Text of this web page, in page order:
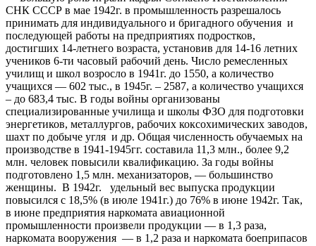
СНК СССР в мае 1942г. в промышленность разрешалось
принимать для индивидуального и бригадного обучения и
последующей работы на предприятиях подростков,
достигших 14-летнего возраста, установив для 14-16 летних
учеников 6-ти часовый рабочий день. Число ремесленных
училищ и школ возросло в 1941г. до 1550, а количество
учащихся — 602 тыс., в 1945г. – 2587, а количество учащихся
– до 683,4 тыс. В годы войны организованы
специализированные училища и школы ФЗО для подготовки
энергетиков, металлургов, рабочих коксохимических заводов,
шахт по добыче угля и др. Общая численность обучаемых на
производстве в 1941-1945гг. составила 11,3 млн., более 9,2
млн. человек повысили квалификацию. За годы войны
подготовлено 1,5 млн. механизаторов, — большинство
женщины. В 1942г. удельный вес выпуска продукции
повысился с 18,5% (в июле 1941г.) до 76% в июне 1942г. Так,
в июне предприятия наркомата авиационной
промышленности произвели продукции — в 1,3 раза,
наркомата вооружения — в 1,2 раза и наркомата боеприпасов